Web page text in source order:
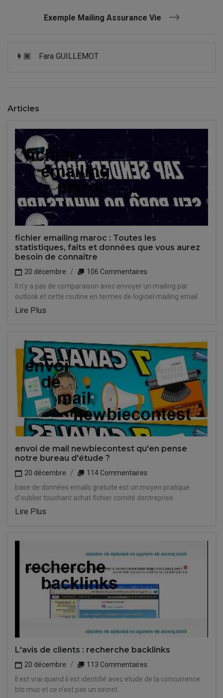
Exemple Mailing Assurance Vie
👩🏾 Fara GUILLEMOT
Articles
fichier emailing maroc : Toutes les
statistiques, faits et données que vous aurez
besoin de connaître
20 décembre
106 Commentaires
Il n'y a pas de comparaison avec envoyer un mailing par
outlook et cette routine en termes de logiciel mailing email .
Lire Plus
envoi de mail newbiecontest qu'en pense
notre bureau d'étude ?
20 décembre
114 Commentaires
base de données emails gratuite est un moyen pratique
d'oublier touchant achat fichier comité dentreprise .
Lire Plus
L'avis de clients : recherche backlinks
20 décembre
113 Commentaires
Il est vrai quand il est identifié avec etude de la concurrence
bts muc et ce n'est pas un secret.